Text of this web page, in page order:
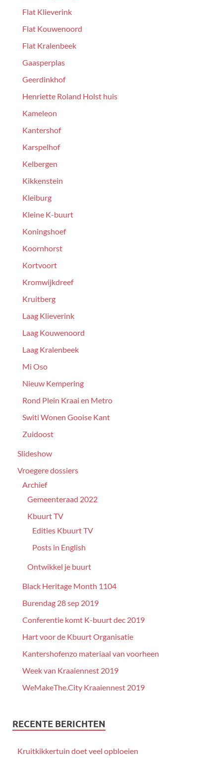
Flat Klieverink
Flat Kouwenoord
Flat Kralenbeek
Gaasperplas
Geerdinkhof
Henriette Roland Holst huis
Kameleon
Kantershof
Karspelhof
Kelbergen
Kikkenstein
Kleiburg
Kleine K-buurt
Koningshoef
Koornhorst
Kortvoort
Kromwijkdreef
Kruitberg
Laag Klieverink
Laag Kouwenoord
Laag Kralenbeek
Mi Oso
Nieuw Kempering
Rond Plein Kraai en Metro
Switi Wonen Gooise Kant
Zuidoost
Slideshow
Vroegere dossiers
Archief
Gemeenteraad 2022
Kbuurt TV
Edities Kbuurt TV
Posts in English
Ontwikkel je buurt
Black Heritage Month 1104
Burendag 28 sep 2019
Conferentie komt K-buurt dec 2019
Hart voor de Kbuurt Organisatie
Kantershofenzo materiaal van voorheen
Week van Kraaiennest 2019
WeMakeThe.City Kraaiennest 2019
RECENTE BERICHTEN
Kruitkikkertuin doet veel opbloeien